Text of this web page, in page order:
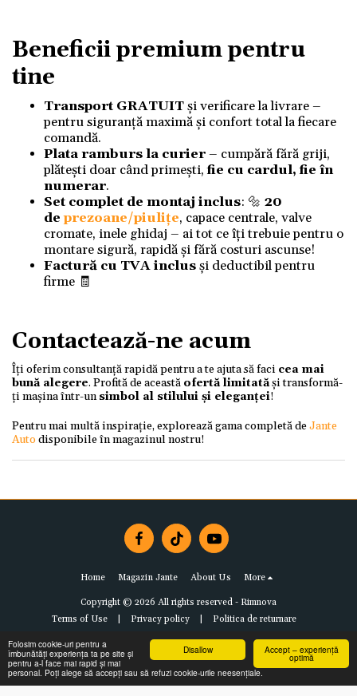
Accept – experiență
optimă
Disallow
Folosim cookie-uri pentru a
îmbunătăți experiența ta pe site și
pentru a-l face mai rapid și mai
personal. Poți alege să accepți sau să refuzi cookie-urile neesențiale.
Beneficii premium pentru
tine
Transport GRATUITși verificare la livrare –
pentru siguranță maximă și confort total la fiecare
comandă.
Plata ramburs la curier– cumpără fără griji,
plătești doar când primești,fie cu cardul, fie în
numerar.
Set complet de montaj inclus: 🔩 20
deprezoane/piulițe, capace centrale, valve
cromate, inele ghidaj – ai tot ce îți trebuie pentru o
montare sigură, rapidă și fără costuri ascunse!
Factură cu TVA inclusși deductibil pentru
firme 🧾
Contactează-ne acum
Îți oferim consultanță rapidă pentru a te ajuta să faci cea mai
bună alegere. Profită de această ofertă limitatăși transformă-
ți mașina într-unsimbol al stilului și eleganței!
Pentru mai multă inspirație, explorează gama completă deJante
Autodisponibile în magazinul nostru!
Home Magazin Jante About Us More
Copyright © 2026 All rights reserved - Rimnova
Terms of Use| Privacy policy| Politica de returnare